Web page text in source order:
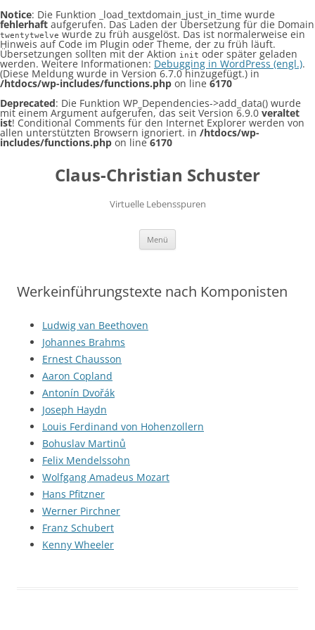
Notice: Die Funktion _load_textdomain_just_in_time wurde
fehlerhaft aufgerufen. Das Laden der Übersetzung für die Domain
twentytwelve wurde zu früh ausgelöst. Das ist normalerweise ein
Hinweis auf Code im Plugin oder Theme, der zu früh läuft.
Übersetzungen sollten mit der Aktion init oder später geladen
werden. Weitere Informationen: Debugging in WordPress (engl.).
(Diese Meldung wurde in Version 6.7.0 hinzugefügt.) in
/htdocs/wp-includes/functions.php on line 6170
Deprecated: Die Funktion WP_Dependencies->add_data() wurde
mit einem Argument aufgerufen, das seit Version 6.9.0 veraltet
ist! Conditional Comments für den Internet Explorer werden von
allen unterstützten Browsern ignoriert. in /htdocs/wp-
includes/functions.php on line6170
Claus-Christian Schuster
Virtuelle Lebensspuren
Menü
Werkeinführungstexte nach Komponisten
Ludwig van Beethoven
Johannes Brahms
Ernest Chausson
Aaron Copland
Antonín Dvořák
Joseph Haydn
Louis Ferdinand von Hohenzollern
Bohuslav Martinů
Felix Mendelssohn
Wolfgang Amadeus Mozart
Hans Pfitzner
Werner Pirchner
Franz Schubert
Kenny Wheeler